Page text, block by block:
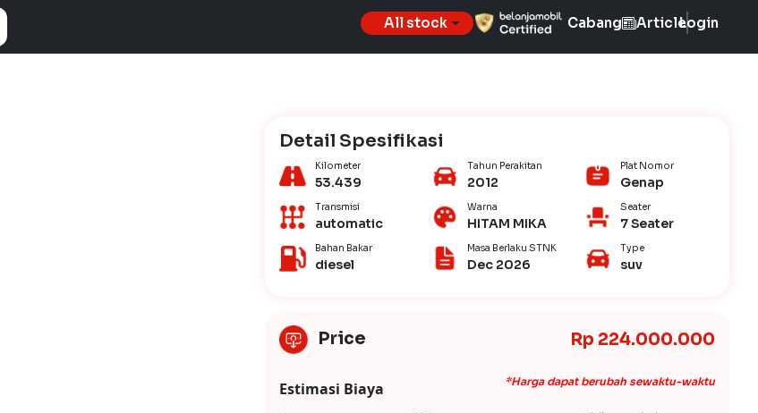
All stock Cabang ArticleLogin
Detail Spesifikasi
Kilometer
53.439
Tahun Perakitan
2012
Plat Nomor
Genap
Transmisi
automatic
Warna
HITAM MIKA
Seater
7 Seater
Bahan Bakar
diesel
Masa Berlaku STNK
Dec 2026
Type
suv
Price Rp 224.000.000
Estimasi Biaya *Harga dapat berubah sewaktu-waktu